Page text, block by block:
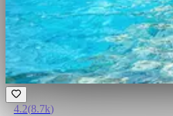
4.2(8.7k)